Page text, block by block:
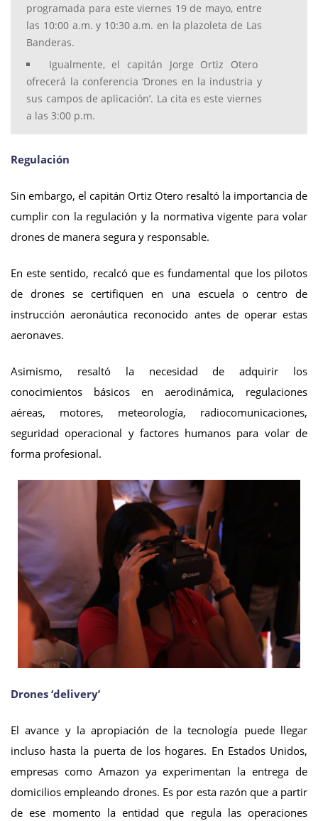
programada para este viernes 19 de mayo, entre
las 10:00 a.m. y 10:30 a.m. en la plazoleta de Las
Banderas.
Igualmente, el capitán Jorge Ortiz Otero
ofrecerá la conferencia ‘Drones en la industria y
sus campos de aplicación’. La cita es este viernes
a las 3:00 p.m.
Regulación
Sin embargo, el capitán Ortiz Otero resaltó la importancia de
cumplir con la regulación y la normativa vigente para volar
drones de manera segura y responsable.
En este sentido, recalcó que es fundamental que los pilotos
de drones se certifiquen en una escuela o centro de
instrucción aeronáutica reconocido antes de operar estas
aeronaves.
Asimismo, resaltó la necesidad de adquirir los
conocimientos básicos en aerodinámica, regulaciones
aéreas, motores, meteorología, radiocomunicaciones,
seguridad operacional y factores humanos para volar de
forma profesional.
Drones ‘delivery’
El avance y la apropiación de la tecnología puede llegar
incluso hasta la puerta de los hogares. En Estados Unidos,
empresas como Amazon ya experimentan la entrega de
domicilios empleando drones. Es por esta razón que a partir
de ese momento la entidad que regula las operaciones